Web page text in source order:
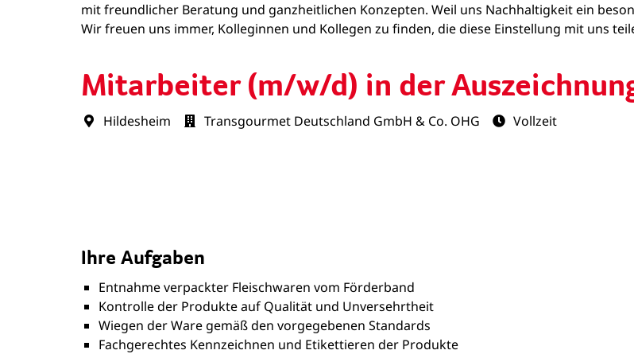
Mitarbeiter (m/w/d) in der
Hildesheim Transgourmet Deutschland GmbH & Co. OHG Vollzeit
mit freundlicher Beratung und ganzheitlichen Konzepten. Weil uns Nachhaltigkeit ein
Wir freuen uns immer, Kolleginnen und Kollegen zu finden, die diese Einstellung mit uns
Ihre Aufgaben
Entnahme verpackter Fleischwaren vom Förderband
Kontrolle der Produkte auf Qualität und Unversehrtheit
Wiegen der Ware gemäß den vorgegebenen Standards
Fachgerechtes Kennzeichnen und Etikettieren der Produkte